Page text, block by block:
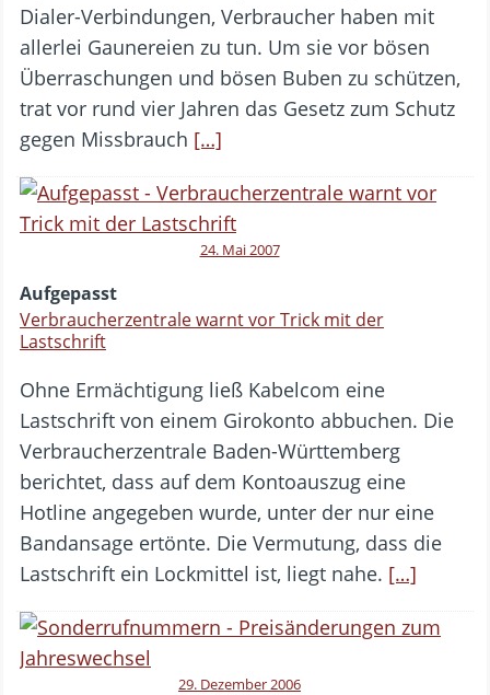
Dialer-Verbindungen, Verbraucher haben mit
allerlei Gaunereien zu tun. Um sie vor bösen
Überraschungen und bösen Buben zu schützen,
trat vor rund vier Jahren das Gesetz zum Schutz
gegen Missbrauch […]
24. Mai 2007
Aufgepasst
Verbraucherzentrale warnt vor Trick mit der
Lastschrift
Ohne Ermächtigung ließ Kabelcom eine
Lastschrift von einem Girokonto abbuchen. Die
Verbraucherzentrale Baden-Württemberg
berichtet, dass auf dem Kontoauszug eine
Hotline angegeben wurde, unter der nur eine
Bandansage ertönte. Die Vermutung, dass die
Lastschrift ein Lockmittel ist, liegt nahe. […]
29. Dezember 2006